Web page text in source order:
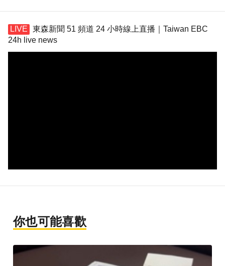
東森新聞 51 頻道 24 小時線上直播｜Taiwan EBC
24h live news
你也可能喜歡